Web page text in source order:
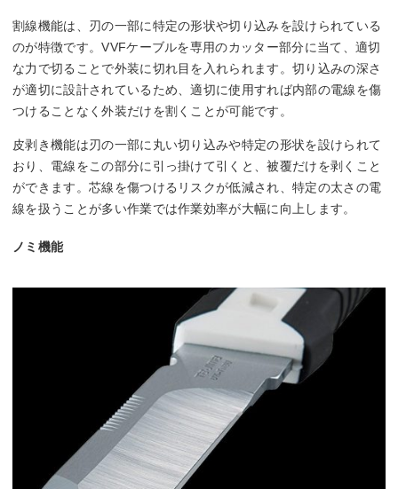
割線機能は、刃の一部に特定の形状や切り込みを設けられている
のが特徴です。VVFケーブルを専用のカッター部分に当て、適切
な力で切ることで外装に切れ目を入れられます。切り込みの深さ
が適切に設計されているため、適切に使用すれば内部の電線を傷
つけることなく外装だけを割くことが可能です。
皮剥き機能は刃の一部に丸い切り込みや特定の形状を設けられて
おり、電線をこの部分に引っ掛けて引くと、被覆だけを剥くこと
ができます。芯線を傷つけるリスクが低減され、特定の太さの電
線を扱うことが多い作業では作業効率が大幅に向上します。
ノミ機能